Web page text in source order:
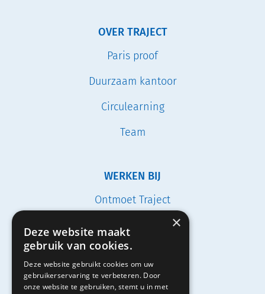
OVER TRAJECT
Paris proof
Duurzaam kantoor
Circulearning
Team
WERKEN BIJ
Ontmoet Traject
Vacatures
Studenten
Solliciteren
×
Deze website maakt
gebruik van cookies.
Deze website gebruikt cookies om uw
gebruikerservaring te verbeteren. Door
onze website te gebruiken, stemt u in met